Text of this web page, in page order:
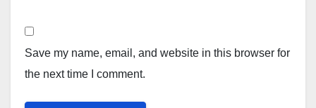
Save my name, email, and website in this browser for
the next time I comment.